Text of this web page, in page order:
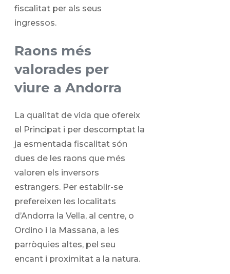
fiscalitat per als seus
ingressos.
Raons més
valorades per
viure a Andorra
La qualitat de vida que ofereix
el Principat i per descomptat la
ja esmentada fiscalitat són
dues de les raons que més
valoren els inversors
estrangers. Per establir-se
prefereixen les localitats
d’Andorra la Vella, al centre, o
Ordino i la Massana, a les
parròquies altes, pel seu
encant i proximitat a la natura.